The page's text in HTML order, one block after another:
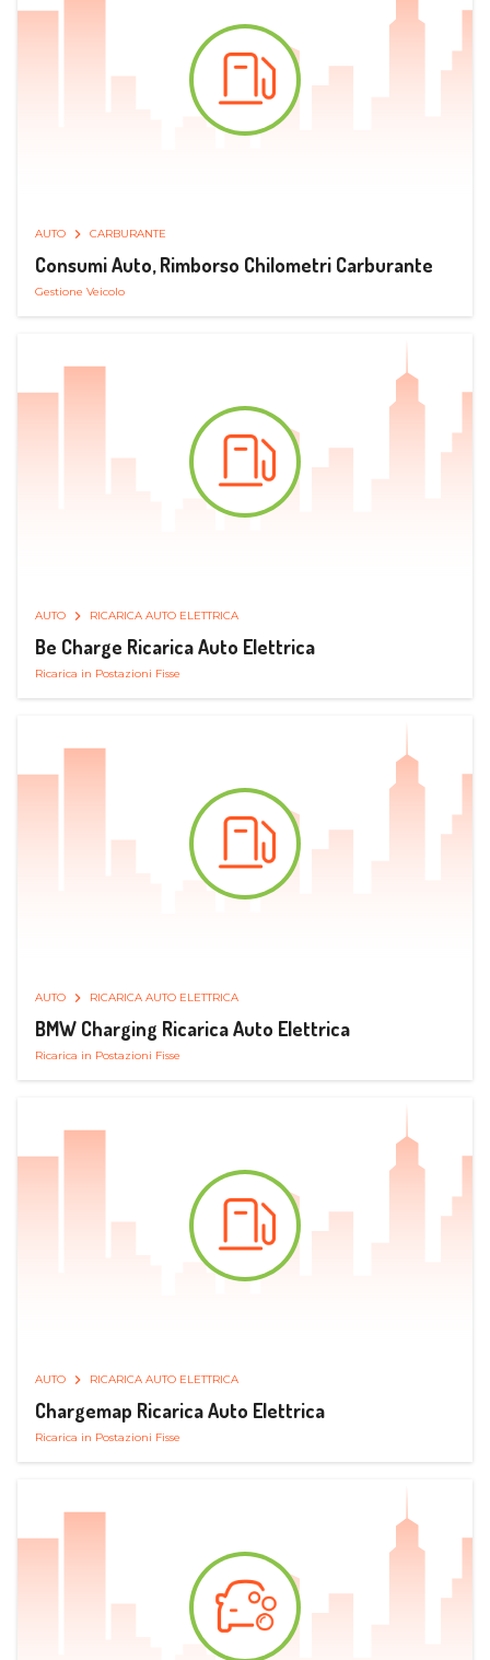
AUTO CARBURANTE
Consumi Auto, Rimborso Chilometri Carburante
Gestione Veicolo
AUTO RICARICA AUTO ELETTRICA
Be Charge Ricarica Auto Elettrica
Ricarica in Postazioni Fisse
AUTO RICARICA AUTO ELETTRICA
BMW Charging Ricarica Auto Elettrica
Ricarica in Postazioni Fisse
AUTO RICARICA AUTO ELETTRICA
Chargemap Ricarica Auto Elettrica
Ricarica in Postazioni Fisse